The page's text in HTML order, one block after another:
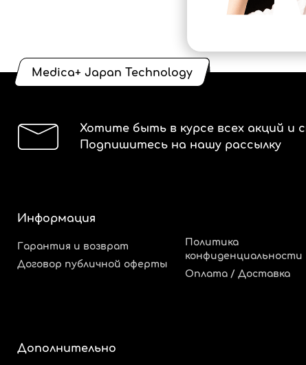
Medica+ Japan Technology
Хотите быть в курсе всех акций и
Подпишитесь на нашу рассылку
Информация
Гарантия и возврат
Договор публичной оферты
Политика
конфиденциальности
Оплата / Доставка
Дополнительно